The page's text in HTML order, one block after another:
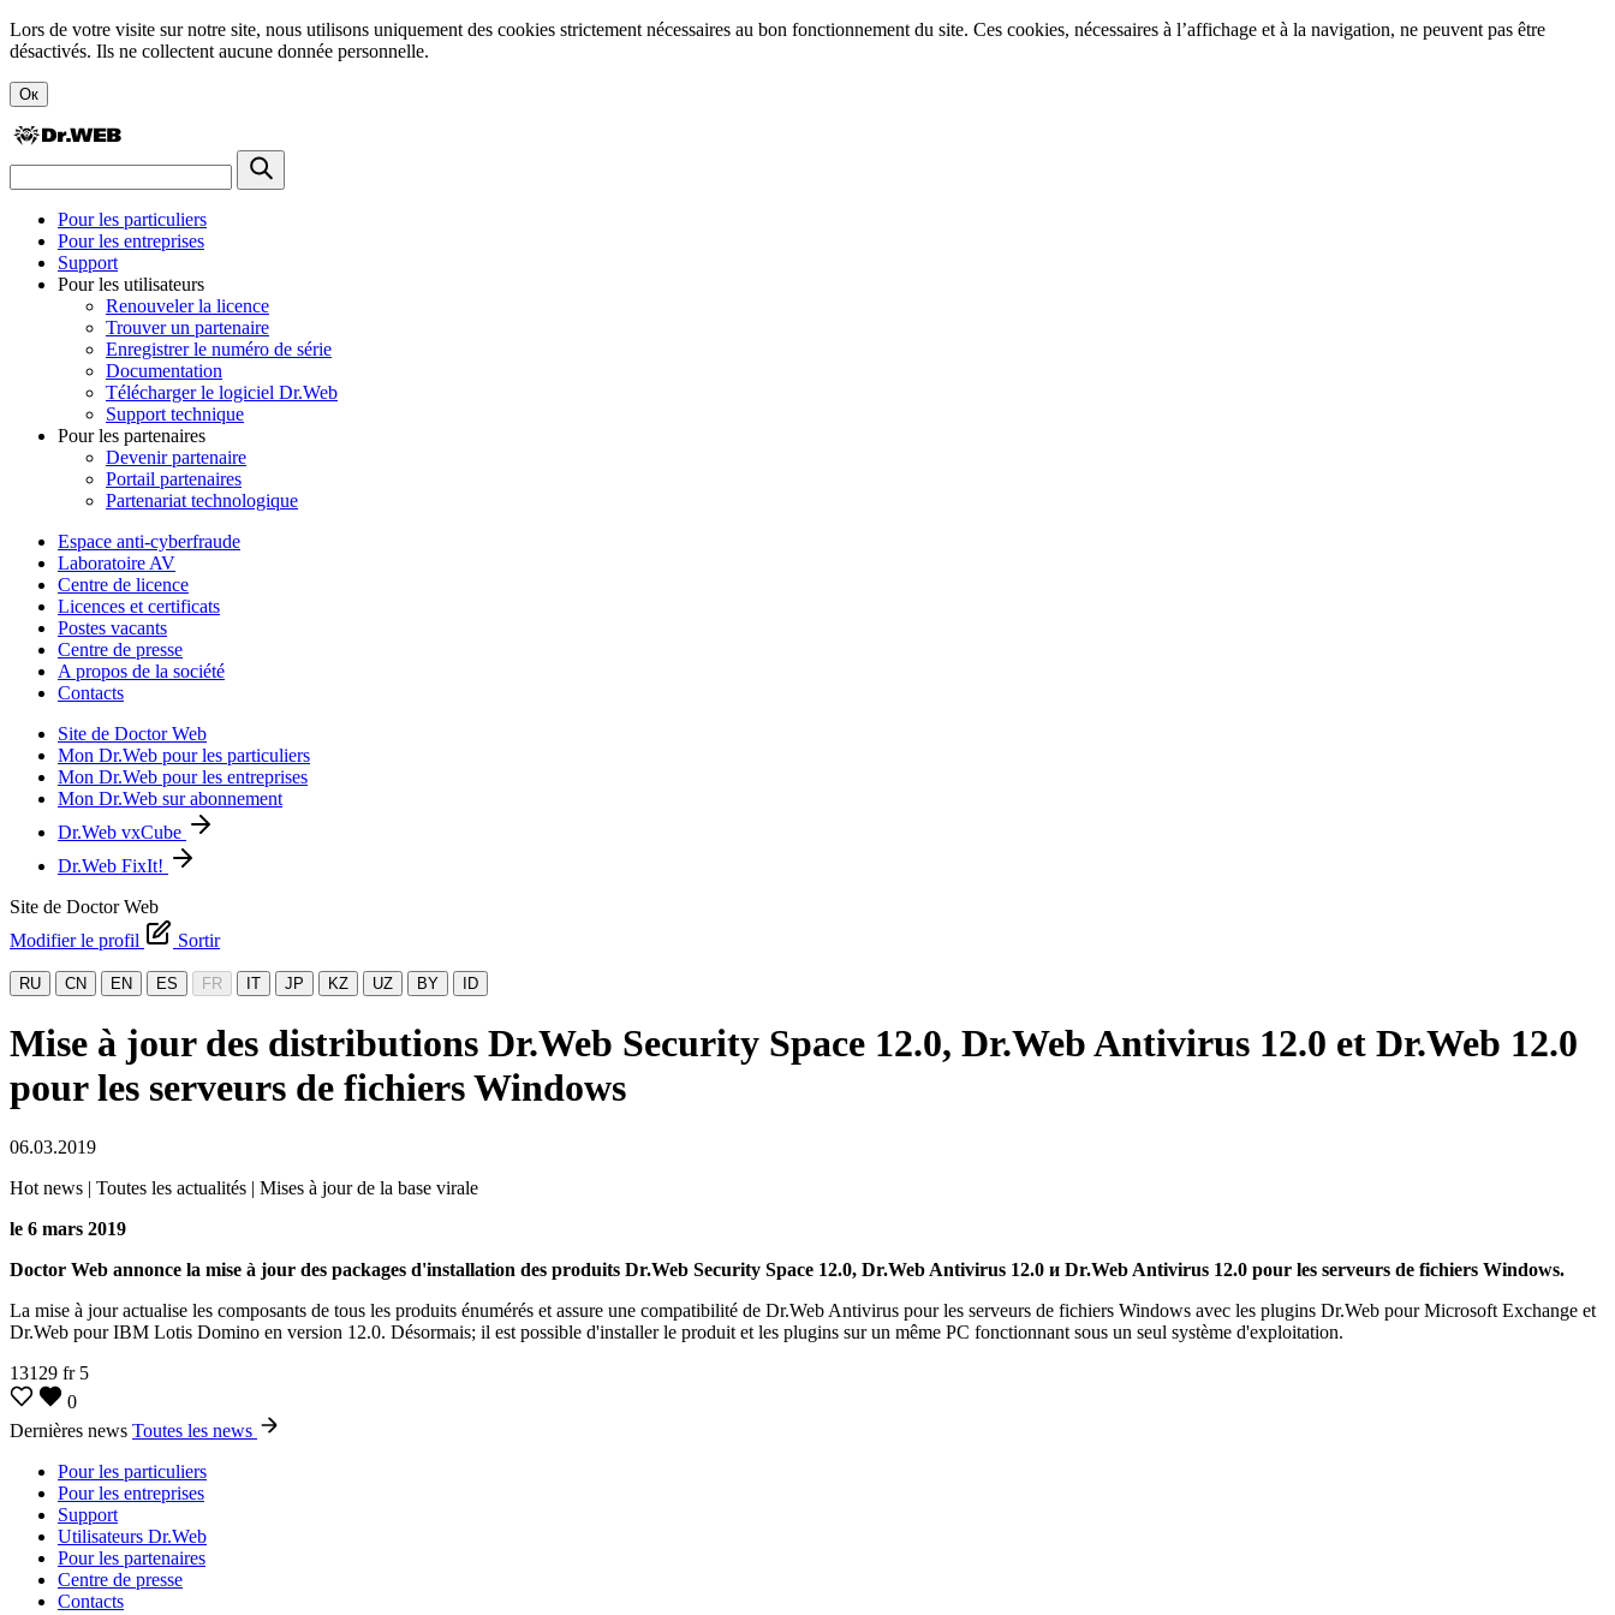
Lors de votre visite sur notre site, nous utilisons uniquement des cookies strictement nécessaires au bon fonctionnement du site. Ces cookies, nécessaires à l’affichage et à la navigation, ne peuvent pas être
désactivés. Ils ne collectent aucune donnée personnelle.
Ок
Pour les particuliers
Pour les entreprises
Support
Pour les utilisateurs
Renouveler la licence
Trouver un partenaire
Enregistrer le numéro de série
Documentation
Télécharger le logiciel Dr.Web
Support technique
Pour les partenaires
Devenir partenaire
Portail partenaires
Partenariat technologique
Espace anti-cyberfraude
Laboratoire AV
Centre de licence
Licences et certificats
Postes vacants
Centre de presse
A propos de la société
Contacts
Site de Doctor Web
Mon Dr.Web pour les particuliers
Mon Dr.Web pour les entreprises
Mon Dr.Web sur abonnement
Dr.Web vxCube
Dr.Web FixIt!
Site de Doctor Web
Modifier le profil
Sortir
RU CN EN ES FR IT JP KZ UZ BY ID
Mise à jour des distributions Dr.Web Security Space 12.0, Dr.Web Antivirus 12.0 et Dr.Web 12.0
pour les serveurs de fichiers Windows
06.03.2019
Hot news | Toutes les actualités | Mises à jour de la base virale
le 6 mars 2019
Doctor Web annonce la mise à jour des packages d'installation des produits Dr.Web Security Space 12.0, Dr.Web Antivirus 12.0 и Dr.Web Antivirus 12.0 pour les serveurs de fichiers Windows.
La mise à jour actualise les composants de tous les produits énumérés et assure une compatibilité de Dr.Web Antivirus pour les serveurs de fichiers Windows avec les plugins Dr.Web pour Microsoft Exchange et
Dr.Web pour IBM Lotis Domino en version 12.0. Désormais; il est possible d'installer le produit et les plugins sur un même PC fonctionnant sous un seul système d'exploitation.
13129 fr 5
0
Dernières news Toutes les news
Pour les particuliers
Pour les entreprises
Support
Utilisateurs Dr.Web
Pour les partenaires
Centre de presse
Contacts